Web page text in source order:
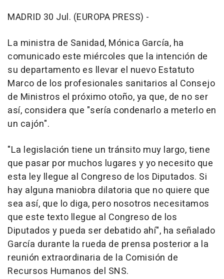
MADRID 30 Jul. (EUROPA PRESS) -
La ministra de Sanidad, Mónica García, ha
comunicado este miércoles que la intención de
su departamento es llevar el nuevo Estatuto
Marco de los profesionales sanitarios al Consejo
de Ministros el próximo otoño, ya que, de no ser
así, considera que "sería condenarlo a meterlo en
un cajón".
"La legislación tiene un tránsito muy largo, tiene
que pasar por muchos lugares y yo necesito que
esta ley llegue al Congreso de los Diputados. Si
hay alguna maniobra dilatoria que no quiere que
sea así, que lo diga, pero nosotros necesitamos
que este texto llegue al Congreso de los
Diputados y pueda ser debatido ahí", ha señalado
García durante la rueda de prensa posterior a la
reunión extraordinaria de la Comisión de
Recursos Humanos del SNS.